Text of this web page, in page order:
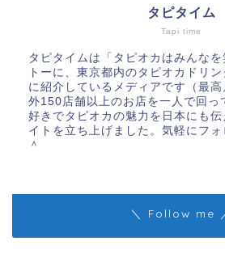
Tapi time
タピタイム
タピタイムは「タピオカはみんな
トーに、東京都内のタピオカドリ
に紹介しているメディアです（最
外150店舗以上のお店を一人で回っ
好きでタピオカの魅力を日本にも
イトを立ち上げました。気軽にフォ
＾
＼ Follow me